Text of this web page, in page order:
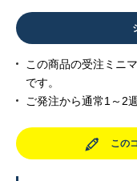
この商品の受注ミニ
です。
ご発注から通常1～2
この